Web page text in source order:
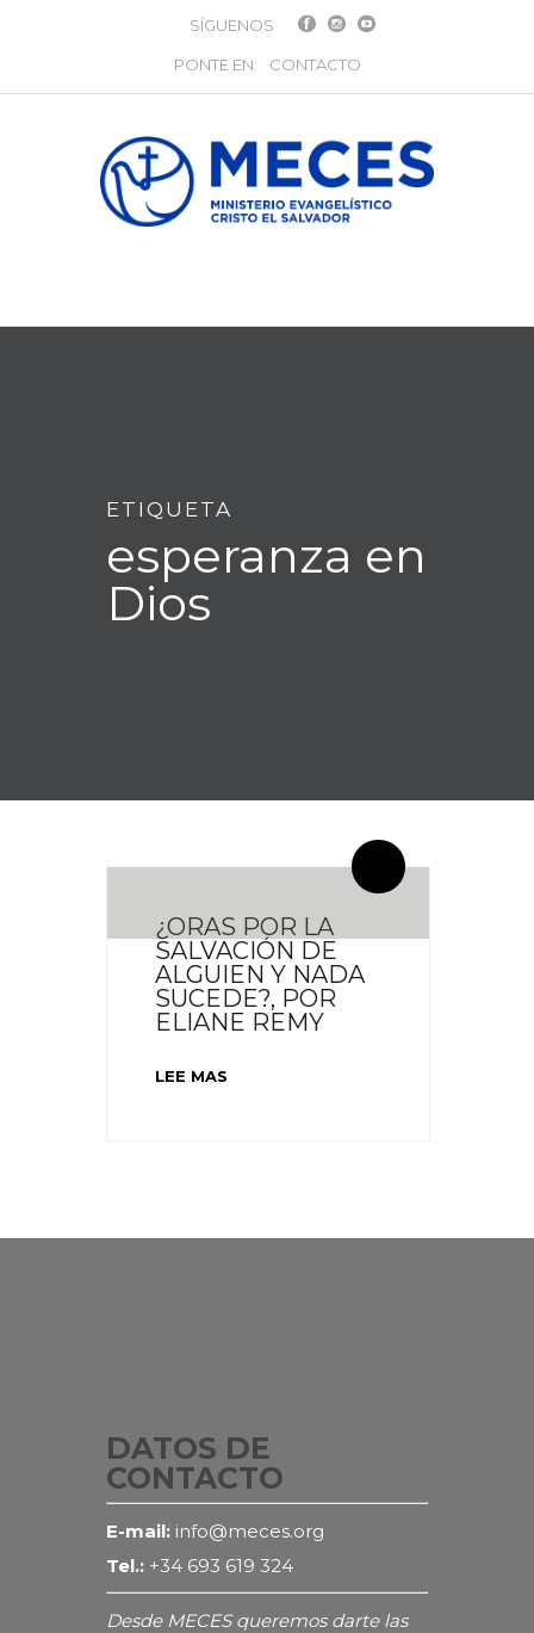
SÍGUENOS
PONTE EN: CONTACTO
ETIQUETA
esperanza en
Dios
¿ORAS POR LA
SALVACIÓN DE
ALGUIEN Y NADA
SUCEDE?, POR
ELIANE REMY
LEE MAS
DATOS DE
CONTACTO
E-mail: info@meces.org
Tel.: +34 693 619 324
Desde MECES queremos darte las